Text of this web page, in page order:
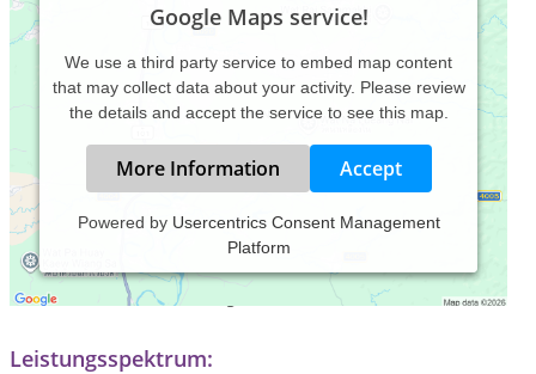
Google Maps service!
We use a third party service to embed map content
that may collect data about your activity. Please review
the details and accept the service to see this map.
More Information Accept
Powered by Usercentrics Consent Management
Platform
Praxiszeiten:
Termine nach Vereinbarung
Leistungsspektrum: